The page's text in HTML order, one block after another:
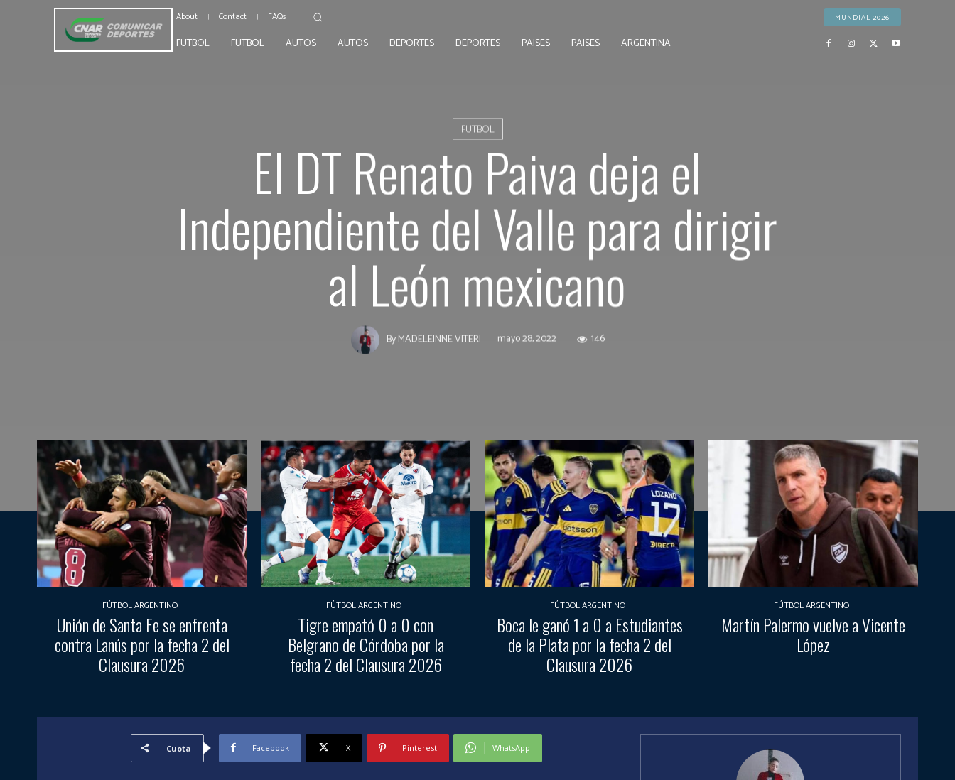
About Contact FAQs MUNDIAL 2026
FUTBOL FUTBOL AUTOS AUTOS DEPORTES DEPORTES PAISES PAISES ARGENTINA
FUTBOL
El DT Renato Paiva deja el
Independiente del Valle para dirigir
al León mexicano
ByMADELEINNE VITERI mayo 28, 2022 146
FÚTBOL ARGENTINO
Unión de Santa Fe se enfrenta
contra Lanús por la fecha 2 del
Clausura 2026
FÚTBOL ARGENTINO
Tigre empató 0 a 0 con
Belgrano de Córdoba por la
fecha 2 del Clausura 2026
FÚTBOL ARGENTINO
Boca le ganó 1 a 0 a Estudiantes
de la Plata por la fecha 2 del
Clausura 2026
FÚTBOL ARGENTINO
Martín Palermo vuelve a Vicente
López
Cuota Facebook X Pinterest WhatsApp